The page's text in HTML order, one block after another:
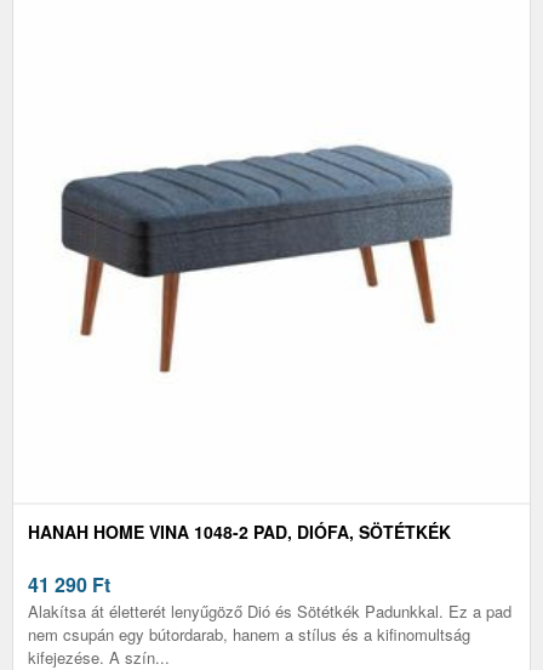
HANAH HOME VINA 1048-2 PAD, DIÓFA, SÖTÉTKÉK
41 290 Ft
Alakítsa át életterét lenyűgöző Dió és Sötétkék Padunkkal. Ez a pad
nem csupán egy bútordarab, hanem a stílus és a kifinomultság
kifejezése. A szín...